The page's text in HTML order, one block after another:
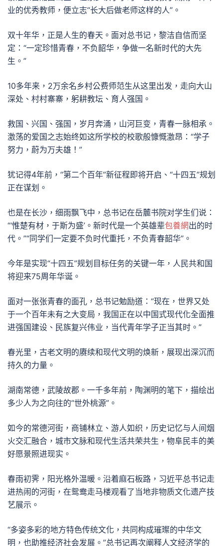
业的优秀教师，便立志“长大后做老师这样的人”。
双十年华，正是人生的春天。面对总书记，黎洁自信而坚
定：“一定珍惜青春，不负韶华，争做一名新时代的大先
生。”
10多年来，2万余名乡村公费师范生从这里出发，走向大山
深处、村村寨寨，躬耕教坛、育人强国。
救国、兴国、强国，岁月奔涌，山河巨变，青春一脉相承。
激荡的爱国之志始终如这所学校的校歌般慷慨激昂：“学子
努力，蔚为万夫雄！”
犹记得4年前，“第二个百年”新征程即将开启、“十四五”规划
正在谋划。
也是在长沙，细雨飘飞中，总书记在岳麓书院对学生们说：
“‘惟楚有材，于斯为盛’。新时代是一个英雄辈包養網出的时
代。”“同学们一定要不负时代重托，不负青春韶华”。
今年是实现“十四五”规划目标任务的关键一年，人民共和国
将迎来75周年华诞。
面对一张张青春的面孔，总书记勉励道：“现在，世界又处
于一个百年未有之大变局，我国正在以中国式现代化全面推
进强国建设、民族复兴伟业，当代青年学子正当其时。”
春光里，古老文明的赓续和现代文明的焕新，展现出深沉而
持久的力量。
湖南常德，武陵故郡。一千多年前，陶渊明的笔下，描绘出
多少人为之向往的“世外桃源”。
如今的常德河街，商铺林立、游人如织，历史记忆与人间烟
火交汇融合，城市文脉和现代生活共荣共生，物阜民丰的美
好愿景照进现实。
春雨初霁，阳光格外温暖。沿着麻石板路，习近平总书记走
进热闹的河街，在鸳鸯走马楼观看了当地非物质文化遗产技
艺展示。
“多姿多彩的地方特色传统文化，共同构成璀璨的中华文
明，也助推经济社会发展。”总书记再次阐释人文经济学的